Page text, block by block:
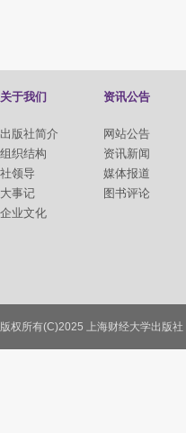
关于我们
出版社简介
组织结构
社领导
大事记
企业文化
资讯公告
网站公告
资讯新闻
媒体报道
图书评论
联系我们
版权所有(C)2025 上海财经大学出版社